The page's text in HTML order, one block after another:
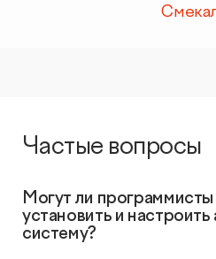
Частые вопросы
Могут ли
установить и
систему?